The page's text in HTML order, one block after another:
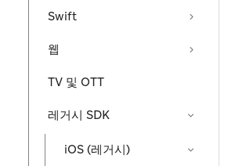
Swift
웹
TV 및 OTT
레거시 SDK
iOS (레거시)